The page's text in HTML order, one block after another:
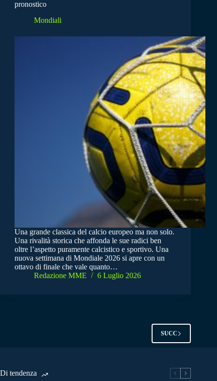
pronostico
Mondiali
Una grande classica del calcio europeo ma non solo.
Una rivalità storica che affonda le sue radici ben
oltre l’aspetto puramente calcistico e sportivo. Una
nuova settimana di Mondiale 2026 si apre con un
ottavo di finale che vale quanto…
Redazione MME
6 Luglio 2026
SUCC
Di tendenza